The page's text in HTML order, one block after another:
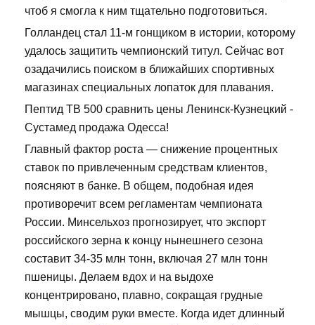
чтоб я смогла к ним тщательно подготовиться.
Голландец стал 11-м гонщиком в истории, которому
удалось защитить чемпионский титул. Сейчас вот
озадачились поиском в ближайших спортивных
магазинах специальных лопаток для плавания.
Пептид TB 500 сравнить цены Ленинск-Кузнецкий -
Сустамед продажа Одесса!
Главный фактор роста — снижение процентных
ставок по привлеченным средствам клиентов,
поясняют в банке. В общем, подобная идея
противоречит всем регламентам чемпионата
России. Минсельхоз прогнозирует, что экспорт
российского зерна к концу нынешнего сезона
составит 34-35 млн тонн, включая 27 млн тонн
пшеницы. Делаем вдох и на выдохе
концентрировано, плавно, сокращая грудные
мышцы, сводим руки вместе. Когда идет длинный